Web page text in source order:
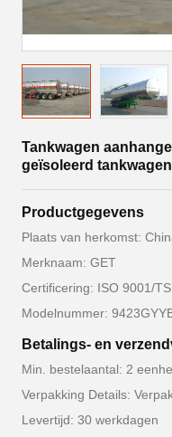
Tankwagen
geïsoleerd
Productgegevens
Plaats van herkomst:
Merknaam: GET
Certificering: ISO 9001/
Modelnummer:
Betalings- en
Min. bestelaantal: 2
Verpakking Details:
Levertijd: 30 werkdagen